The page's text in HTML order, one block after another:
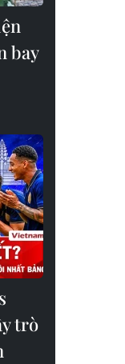
bay
trò